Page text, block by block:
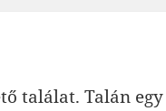
találat. Talán